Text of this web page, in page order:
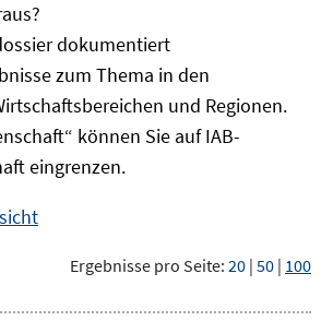
dokumentiert
zum Thema in den
und Regionen.
können Sie auf IAB-
eingrenzen.
Ergebnisse pro Seite: 20 | 50 | 100